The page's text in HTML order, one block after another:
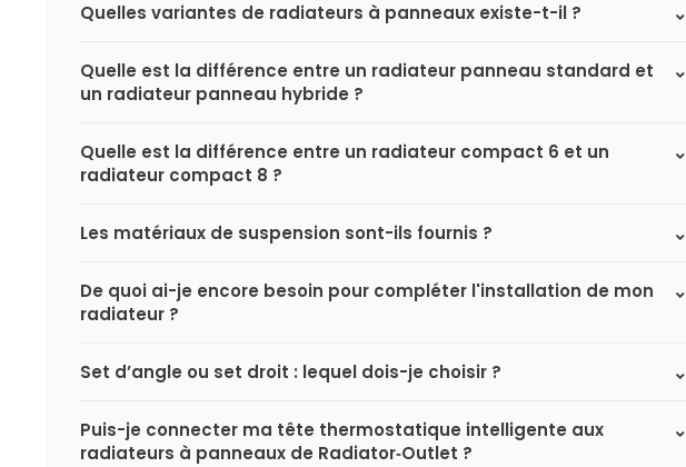
Quelles variantes de radiateurs à panneaux existe-t-il ?
Quelle est la différence entre un radiateur panneau standard et
un radiateur panneau hybride ?
Quelle est la différence entre un radiateur compact 6 et un
radiateur compact 8 ?
Les matériaux de suspension sont-ils fournis ?
De quoi ai-je encore besoin pour compléter l'installation de mon
radiateur ?
Set d’angle ou set droit : lequel dois-je choisir ?
Puis-je connecter ma tête thermostatique intelligente aux
radiateurs à panneaux de Radiator‑Outlet ?